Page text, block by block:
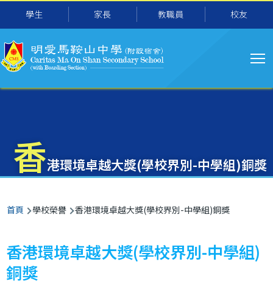
移至主內容
學生 家長 教職員 校友
导
航
香港環境卓越大獎(學校界別-中學組)銅獎
導
航
連
結
首頁 學校榮譽 香港環境卓越大獎(學校界別-中學組)銅獎
香港環境卓越大獎(學校界別-中學組)
銅獎